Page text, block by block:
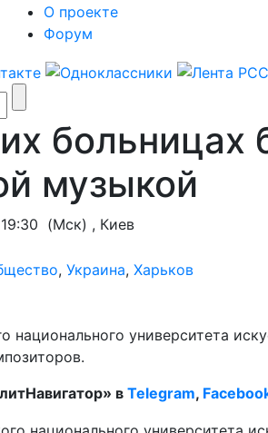
О проекте
Форум
музыкой
(Мск) , Киев
, Украина, Харьков
национального университета
в Telegram,